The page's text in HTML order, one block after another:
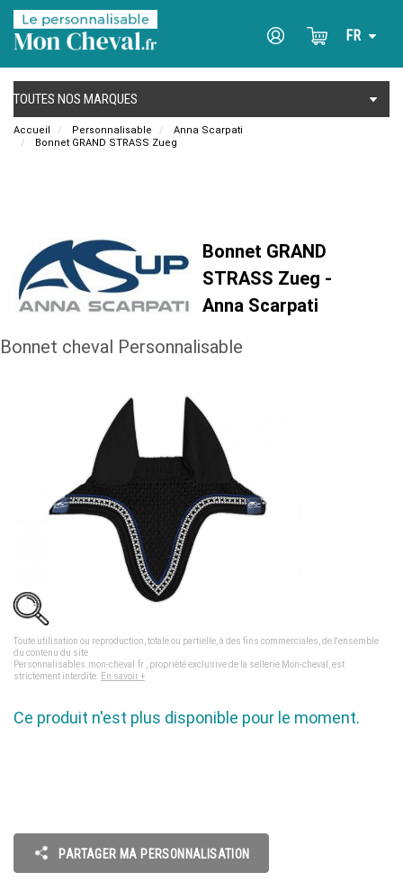
Accueil Personnalisable
Anna Scarpati
Bonnet GRAND STRASS Zueg
Bonnet GRAND
STRASS Zueg -
Anna Scarpati
Bonnet cheval Personnalisable
Toute utilisation ou reproduction, totale ou partielle, à des fins commerciales, de l'ensemble
du contenu du site
Personnalisables.mon-cheval.fr , propriété exclusive de la sellerie Mon-cheval, est
strictement interdite.
En savoir +
Ce produit n'est plus disponible pour le moment.
PARTAGER MA PERSONNALISATION